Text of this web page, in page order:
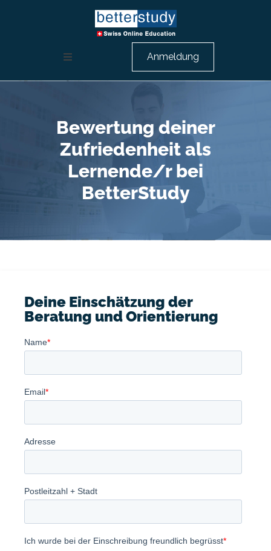
Weiterbildung Rechnungswesen
HR Ausbildung
Berufsbeschreibungen
Über uns
Anmeldung
Bewertung deiner
Zufriedenheit als
Lernende/r bei
BetterStudy
Deine Einschätzung der
Beratung und Orientierung